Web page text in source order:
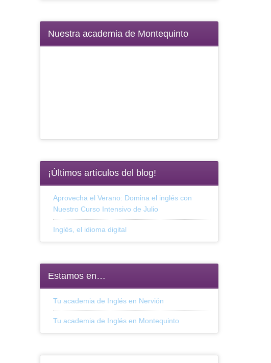
Nuestra academia de Montequinto
¡Últimos artículos del blog!
Aprovecha el Verano: Domina el inglés con
Nuestro Curso Intensivo de Julio
Inglés, el idioma digital
Estamos en…
Tu academia de Inglés en Nervión
Tu academia de Inglés en Montequinto